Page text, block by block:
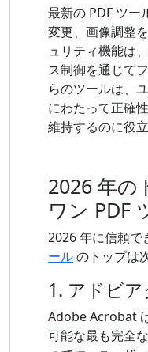
最新の PDF ツー
変更、画像調整
ュリティ機能は
ス制御を通じて
らのツールは、
にわたって正確
維持するのに役立
2026 年の
ワン PDF
2026 年に信頼で
ールのトップは
1. アドビ
Adobe Acrobat
可能な最も完全